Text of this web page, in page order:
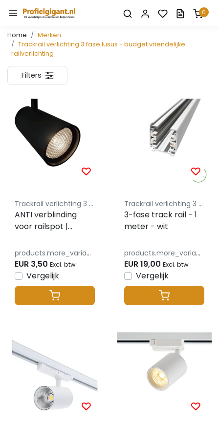
0
Home
Merken
Trackrail verlichting 3 fase lusus - budget vriendelijke
railverlichting
Filters
Trackrail verlichting 3 fase lusus - budget vriendelijke railverlichting
ANTI verblinding
voor railspot |
Ø80mm | 1 STUK
products.more_variants_available
EUR 3,50 Excl. btw
Vergelijk
Trackrail verlichting 3 fase lusus - budget vriendelijke railverlichting
3-fase track rail - 1
meter - wit
products.more_variants_available
EUR 19,00 Excl. btw
Vergelijk